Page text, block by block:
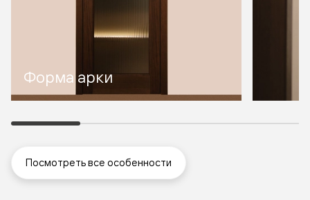
Форма арки
Посмотреть все особенности